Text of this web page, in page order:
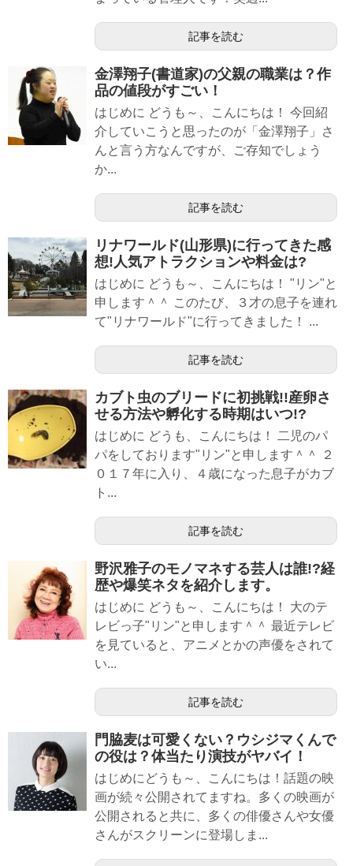
記事を読む
金澤翔子(書道家)の父親の職業は？作
品の値段がすごい！
はじめに どうも～、こんにちは！ 今回紹
介していこうと思ったのが「金澤翔子」さ
んと言う方なんですが、ご存知でしょう
か...
記事を読む
リナワールド(山形県)に行ってきた感
想!人気アトラクションや料金は?
はじめに どうも～、こんにちは！ "リン"と
申します＾＾ このたび、３才の息子を連れ
て"リナワールド"に行ってきました！ ...
記事を読む
カブト虫のブリードに初挑戦!!産卵さ
せる方法や孵化する時期はいつ!?
はじめに どうも、こんにちは！ 二児のパ
パをしております"リン"と申します＾＾ ２
０１７年に入り、４歳になった息子がカブ
ト...
記事を読む
野沢雅子のモノマネする芸人は誰!?経
歴や爆笑ネタを紹介します。
はじめに どうも～、こんにちは！ 大のテ
レビっ子"リン"と申します＾＾ 最近テレビ
を見ていると、アニメとかの声優をされて
い...
記事を読む
門脇麦は可愛くない？ウシジマくんで
の役は？体当たり演技がヤバイ！
はじめにどうも～、こんにちは！話題の映
画が続々公開されてますね。多くの映画が
公開されると共に、多くの俳優さんや女優
さんがスクリーンに登場しま...